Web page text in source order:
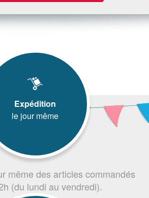
Expédition
le jour même
même des articles commandés
(du lundi au vendredi).